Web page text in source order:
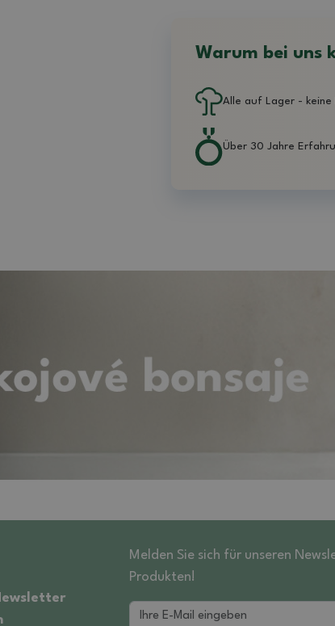
Warum bei uns
Alle auf Lager -
Über 30 Jahre
Melden Sie sich für unseren
Produkten!